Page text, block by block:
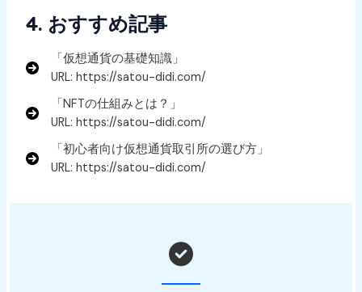
4. おすすめ記事
「仮想通貨の基礎知識」
URL: https://satou-didi.com/
「NFTの仕組みとは？」
URL: https://satou-didi.com/
「初心者向け仮想通貨取引所の選び方」
URL: https://satou-didi.com/